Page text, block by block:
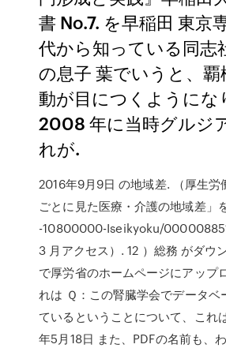
書 No.7. を早稲田 東京
代から知っている同志
の息子 葉でいうと、覇
動が目につくようにな
2008 年に当時グルジ
れが.
2016年9月9日 の地域差. （厚生労
ごとに見た医療・介護の地域差」
-10800000-Iseikyoku/
3 月アクセス）. 12 ）総務 がダウ
で厚労省のホームページにアップ
れは Ｑ：この腎臓学会でデータベ
ているということについて、これ
年5月18日 また、PDFの名前も、